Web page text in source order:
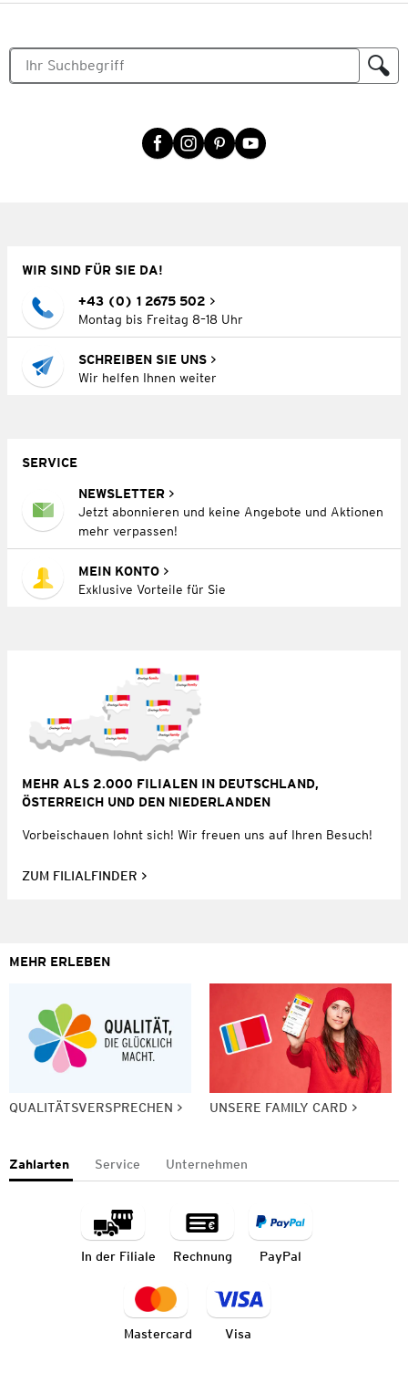
WIR SIND FÜR SIE DA!
+43 (0) 1 2675 502
Montag bis Freitag 8–18 Uhr
SCHREIBEN SIE UNS
Wir helfen Ihnen weiter
SERVICE
NEWSLETTER
Jetzt abonnieren und keine Angebote und Aktionen
mehr verpassen!
MEIN KONTO
Exklusive Vorteile für Sie
MEHR ALS 2.000 FILIALEN IN DEUTSCHLAND,
ÖSTERREICH UND DEN NIEDERLANDEN
Vorbeischauen lohnt sich! Wir freuen uns auf Ihren Besuch!
ZUM FILIALFINDER
MEHR ERLEBEN
QUALITÄTSVERSPRECHEN UNSERE FAMILY CARD
Zahlarten Service Unternehmen
In der Filiale Rechnung PayPal
Mastercard Visa